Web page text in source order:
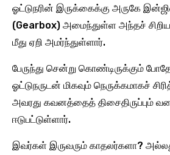
ஓட்டுநரின் இருக்கைக்கு அருகே
(Gearbox) அமைந்துள்ள அந்தச் சிறிய
மீது ஏறி அமர்ந்துள்ளார்.
பேருந்து சென்று கொண்டிருக்கும்
ஓட்டுநருடன் மிகவும் நெருக்கமாகச்
அவரது கவனத்தைத் திசைதிருப்பும்
ஈடுபட்டுள்ளார்.
இவர்கள் இருவரும் காதலர்களா?